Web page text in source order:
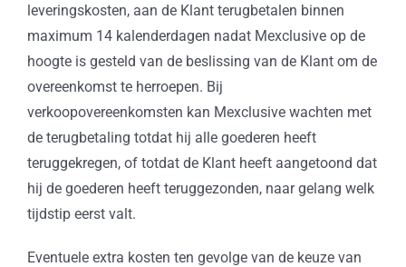
leveringskosten, aan de Klant terugbetalen binnen
maximum 14 kalenderdagen nadat Mexclusive op de
hoogte is gesteld van de beslissing van de Klant om de
overeenkomst te herroepen. Bij
verkoopovereenkomsten kan Mexclusive wachten met
de terugbetaling totdat hij alle goederen heeft
teruggekregen, of totdat de Klant heeft aangetoond dat
hij de goederen heeft teruggezonden, naar gelang welk
tijdstip eerst valt.
Eventuele extra kosten ten gevolge van de keuze van